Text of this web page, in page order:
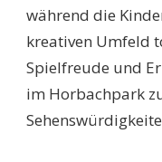
während die
kreativen Umfeld
Spielfreude und
im Horbachpark